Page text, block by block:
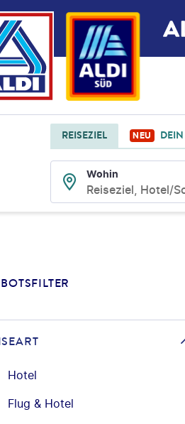
REISEZIEL NEU
Wohin
Reiseziel, Hotel/
Hotel
Flug & Hotel